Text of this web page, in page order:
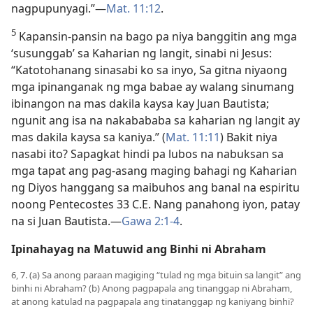
nagpupunyagi.”​—Mat. 11:12.
5 Kapansin-pansin na bago pa niya banggitin ang mga
‘susunggab’ sa Kaharian ng langit, sinabi ni Jesus:
“Katotohanang sinasabi ko sa inyo, Sa gitna niyaong
mga ipinanganak ng mga babae ay walang sinumang
ibinangon na mas dakila kaysa kay Juan Bautista;
ngunit ang isa na nakabababa sa kaharian ng langit ay
mas dakila kaysa sa kaniya.” (Mat. 11:11) Bakit niya
nasabi ito? Sapagkat hindi pa lubos na nabuksan sa
mga tapat ang pag-asang maging bahagi ng Kaharian
ng Diyos hanggang sa maibuhos ang banal na espiritu
noong Pentecostes 33 C.E. Nang panahong iyon, patay
na si Juan Bautista.​—Gawa 2:1-4.
Ipinahayag na Matuwid ang Binhi ni Abraham
6, 7. (a) Sa anong paraan magiging “tulad ng mga bituin sa langit” ang
binhi ni Abraham? (b) Anong pagpapala ang tinanggap ni Abraham,
at anong katulad na pagpapala ang tinatanggap ng kaniyang binhi?